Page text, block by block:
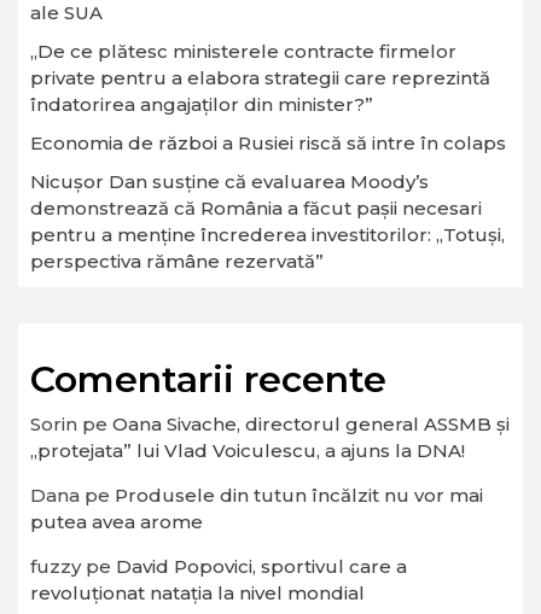
ale SUA
„De ce plătesc ministerele contracte firmelor
private pentru a elabora strategii care reprezintă
îndatorirea angajaților din minister?”
Economia de război a Rusiei riscă să intre în colaps
Nicușor Dan susține că evaluarea Moody’s
demonstrează că România a făcut pașii necesari
pentru a menține încrederea investitorilor: „Totuși,
perspectiva rămâne rezervată”
Comentarii recente
Sorin pe Oana Sivache, directorul general ASSMB și
„protejata” lui Vlad Voiculescu, a ajuns la DNA!
Dana pe Produsele din tutun încălzit nu vor mai
putea avea arome
fuzzype David Popovici, sportivul care a
revoluționat natația la nivel mondial